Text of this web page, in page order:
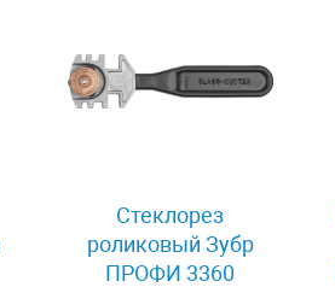
Стеклорез
роликовый Зубр
ПРОФИ 3360